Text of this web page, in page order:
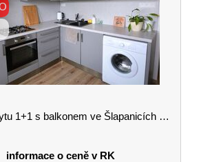
1+1 s balkonem ve Šlapanicích u Brna
informace o ceně v RK